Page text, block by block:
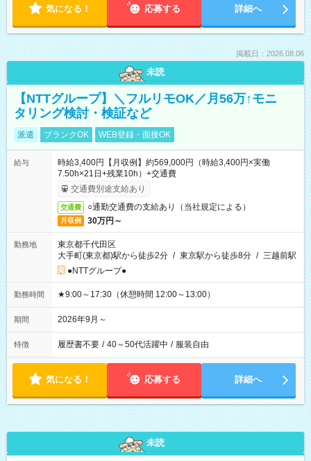
気になる！ 応募する 詳細へ
掲載日：2026.08.06
未読
【NTTグループ】＼フルリモOK／月56万↑モニ
タリング検討・検証など
派遣 ブランクOK WEB登録・面接OK
給与
時給3,400円【月収例】約569,000円（時給3,400円×実働
7.50h×21日+残業10h）+交通費
交通費別途支給あり
交通費 ○通勤交通費の支給あり（当社規定による）
月収例 30万円～
勤務地
東京都千代田区
大手町(東京都)駅から徒歩2分 / 東京駅から徒歩8分 / 三越前駅
●NTTグループ●
勤務時間 ★9:00～17:30（休憩時間 12:00～13:00）
期間 2026年9月～
特徴 履歴書不要 / 40～50代活躍中 / 服装自由
気になる！ 応募する 詳細へ
未読